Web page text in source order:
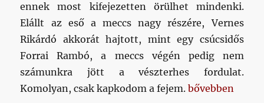
ennek most kifejezetten örülhet mindenki.
Elállt az eső a meccs nagy részére, Vernes
Rikárdó akkorát hajtott, mint egy csúcsidős
Forrai Rambó, a meccs végén pedig nem
számunkra jött a vészterhes fordulat.
Komolyan, csak kapkodom a fejem.„Kamber Gyuri
bővebben